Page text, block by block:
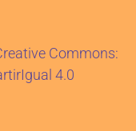
Commons:
4.0